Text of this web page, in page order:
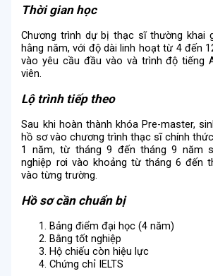
Thời gian học
Chương trình dự bị thạc sĩ thường khai
hằng năm, với độ dài linh hoạt từ 4 đến
vào yêu cầu đầu vào và trình độ tiếng
viên.
Lộ trình tiếp theo
Sau khi hoàn thành khóa Pre-master,
hồ sơ vào chương trình thạc sĩ chính
1 năm, từ tháng 9 đến tháng 9 năm
nghiệp rơi vào khoảng từ tháng 6 đến
vào từng trường.
Hồ sơ cần chuẩn bị
Bảng điểm đại học (4 năm)
Bằng tốt nghiệp
Hộ chiếu còn hiệu lực
Chứng chỉ IELTS